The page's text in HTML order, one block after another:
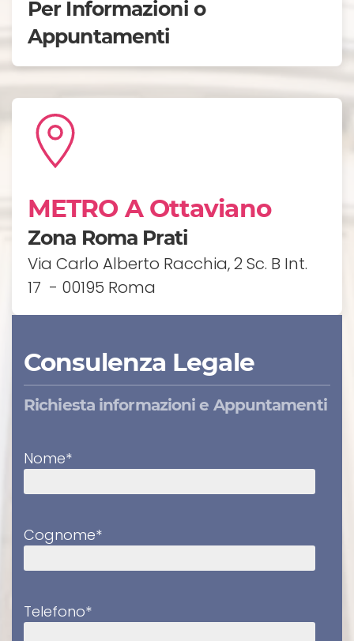
Per Informazioni o
Appuntamenti
METRO A Ottaviano
Zona Roma Prati
Via Carlo Alberto Racchia, 2 Sc. B Int.
17 - 00195 Roma
Consulenza Legale
Richiesta informazioni e Appuntamenti
Nome*
Cognome*
Telefono*